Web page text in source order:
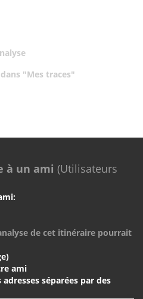
"Mes traces"
à un ami (Utilisateurs
de cet itinéraire pourrait
ami
séparées par des